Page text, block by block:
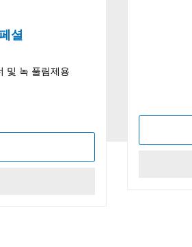
셜
및 녹 풀림제용